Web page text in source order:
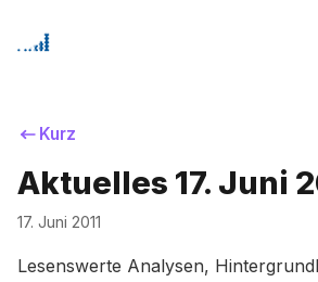
Home
Bitte geben Sie mindestens 3
Kurz
Aktuelles 17. Juni
17. Juni 2011
Lesenswerte Analysen,